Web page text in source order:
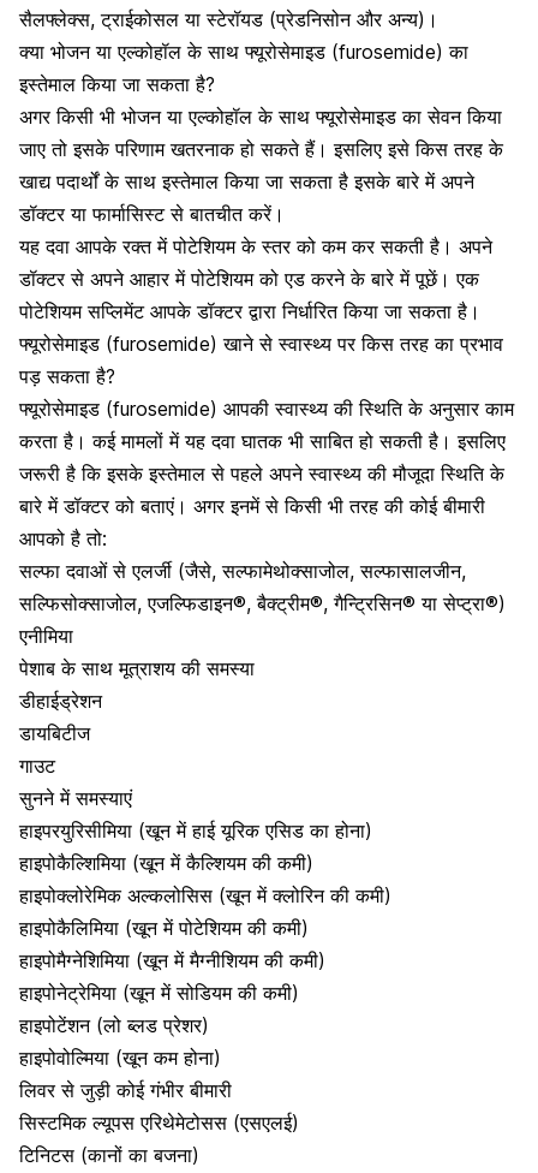
सैलफ्लेक्स, ट्राईकोसल या स्टेरॉयड (प्रेडनिसोन और अन्य)।
क्या भोजन या एल्कोहॉल के साथ फ्यूरोसेमाइड (furosemide) का
इस्तेमाल किया जा सकता है?
अगर किसी भी भोजन याएल्कोहॉल के साथ फ्यूरोसेमाइड का सेवन किया
जाए तो इसके परिणाम खतरनाक हो सकते हैं। इसलिए इसे किस तरह के
खाद्य पदार्थों के साथ इस्तेमाल किया जा सकता है इसके बारे में अपने
डॉक्टर या फार्मासिस्ट से बातचीत करें।
यह दवा आपके रक्त में पोटेशियम के स्तर को कम कर सकती है। अपने
डॉक्टर से अपने आहार में पोटेशियम को एड करने के बारे में पूछें। एक
पोटेशियम सप्लिमेंट आपके डॉक्टर द्वारा निर्धारित किया जा सकता है।
फ्यूरोसेमाइड (furosemide) खाने से स्वास्थ्य पर किस तरह का प्रभाव
पड़ सकता है?
फ्यूरोसेमाइड (furosemide) आपकी स्वास्थ्य की स्थिति के अनुसार काम
करता है। कई मामलों में यह दवा घातक भी साबित हो सकती है। इसलिए
जरूरी है कि इसके इस्तेमाल से पहले अपने स्वास्थ्य की मौजूदा स्थिति के
बारे में डॉक्टर को बताएं। अगर इनमें से किसी भी तरह की कोई बीमारी
आपको है तो:
सल्फा दवाओं से एलर्जी (जैसे, सल्फामेथोक्साजोल, सल्फासालजीन,
सल्फिसोक्साजोल, एजल्फिडाइन®, बैक्ट्रीम®, गैन्ट्रिसिन® या सेप्ट्रा®)
एनीमिया
पेशाब के साथ मूत्राशय की समस्या
डीहाईड्रेशन
डायबिटीज
गाउट
सुनने में समस्याएं
हाइपरयुरिसीमिया (खून में हाई यूरिक एसिड का होना)
हाइपोकैल्शिमिया (खून में कैल्शियम की कमी)
हाइपोक्लोरेमिक अल्कलोसिस (खून में क्लोरिन की कमी)
हाइपोकैलिमिया (खून में पोटेशियम की कमी)
हाइपोमैग्नेशिमिया (खून में मैग्नीशियम की कमी)
हाइपोनेट्रेमिया (खून में सोडियम की कमी)
हाइपोटेंशन (लो ब्लड प्रेशर)
हाइपोवोल्मिया (खून कम होना)
लिवर से जुड़ी कोई गंभीर बीमारी
सिस्टमिक ल्यूपस एरिथेमेटोसस (एसएलई)
टिनिटस (कानों का बजना)